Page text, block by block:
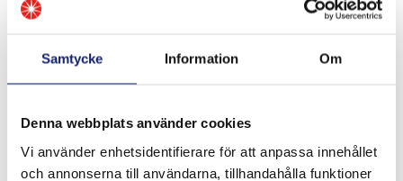
Samtycke Information Om
Denna webbplats använder cookies
Vi använder enhetsidentifierare för att anpassa innehållet
och annonserna till användarna, tillhandahålla funktioner
Meltolit 16.8.2